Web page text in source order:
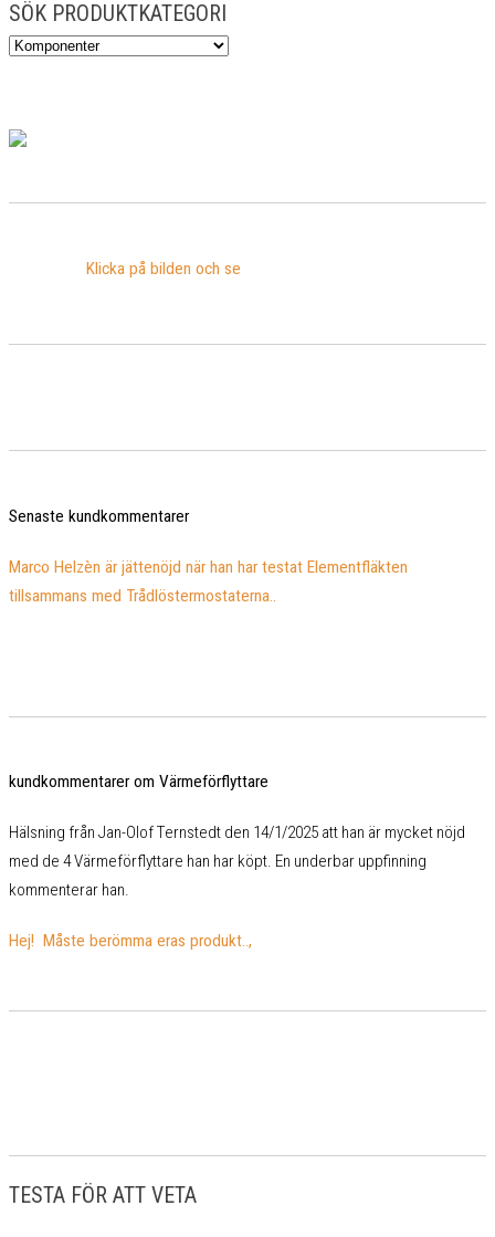
SÖK PRODUKTKATEGORI
Klicka på bilden och se
Senaste kundkommentarer
Marco Helzèn är jättenöjd när han har testat Elementfläkten
tillsammans med Trådlöstermostaterna..
kundkommentarer om Värmeförflyttare
Hälsning från Jan-Olof Ternstedt den 14/1/2025 att han är mycket nöjd
med de 4 Värmeförflyttare han har köpt. En underbar uppfinning
kommenterar han.
Hej! Måste berömma eras produkt..,
TESTA FÖR ATT VETA